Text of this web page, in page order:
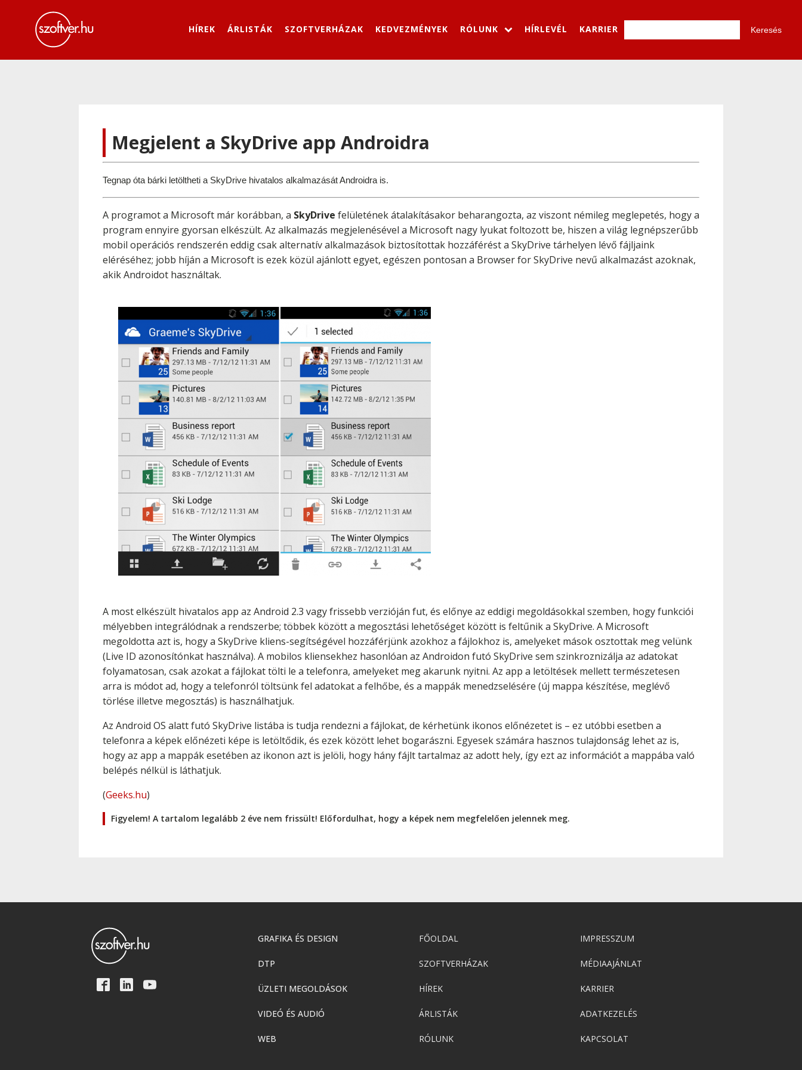
HÍREK ÁRLISTÁK SZOFTVERHÁZAK KEDVEZMÉNYEK RÓLUNK HÍRLEVÉL KARRIER
Megjelent a SkyDrive app Androidra
Tegnap óta bárki letöltheti a SkyDrive hivatalos alkalmazását Androidra is.
A programot a Microsoft már korábban, a SkyDrive felületének átalakításakor beharangozta, az viszont némileg meglepetés, hogy a
program ennyire gyorsan elkészült. Az alkalmazás megjelenésével a Microsoft nagy lyukat foltozott be, hiszen a világ legnépszerűbb
mobil operációs rendszerén eddig csak alternatív alkalmazások biztosítottak hozzáférést a SkyDrive tárhelyen lévő fájljaink
eléréséhez; jobb híján a Microsoft is ezek közül ajánlott egyet, egészen pontosan a Browser for SkyDrive nevű alkalmazást azoknak,
akik Androidot használtak.
A most elkészült hivatalos app az Android 2.3 vagy frissebb verzióján fut, és előnye az eddigi megoldásokkal szemben, hogy funkciói
mélyebben integrálódnak a rendszerbe; többek között a megosztási lehetőséget között is feltűnik a SkyDrive. A Microsoft
megoldotta azt is, hogy a SkyDrive kliens-segítségével hozzáférjünk azokhoz a fájlokhoz is, amelyeket mások osztottak meg velünk
(Live ID azonosítónkat használva). A mobilos kliensekhez hasonlóan az Androidon futó SkyDrive sem szinkroznizálja az adatokat
folyamatosan, csak azokat a fájlokat tölti le a telefonra, amelyeket meg akarunk nyitni. Az app a letöltések mellett természetesen
arra is módot ad, hogy a telefonról töltsünk fel adatokat a felhőbe, és a mappák menedzselésére (új mappa készítése, meglévő
törlése illetve megosztás) is használhatjuk.
Az Android OS alatt futó SkyDrive listába is tudja rendezni a fájlokat, de kérhetünk ikonos előnézetet is – ez utóbbi esetben a
telefonra a képek előnézeti képe is letöltődik, és ezek között lehet bogarászni. Egyesek számára hasznos tulajdonság lehet az is,
hogy az app a mappák esetében az ikonon azt is jelöli, hogy hány fájlt tartalmaz az adott hely, így ezt az információt a mappába való
belépés nélkül is láthatjuk.
(Geeks.hu)
Figyelem! A tartalom legalább 2 éve nem frissült! Előfordulhat, hogy a képek nem megfelelően jelennek meg.
GRAFIKA ÉS DESIGN
DTP
ÜZLETI MEGOLDÁSOK
VIDEÓ ÉS AUDIÓ
WEB
FŐOLDAL
SZOFTVERHÁZAK
HÍREK
ÁRLISTÁK
RÓLUNK
IMPRESSZUM
MÉDIAAJÁNLAT
KARRIER
ADATKEZELÉS
KAPCSOLAT